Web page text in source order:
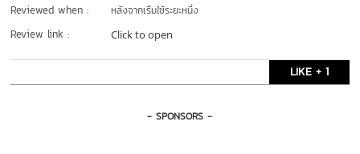
Reviewed when : หลังจากเริ่มใช้ระยะหนึ่ง
Review link : Click to open
LIKE + 1
- SPONSORS -